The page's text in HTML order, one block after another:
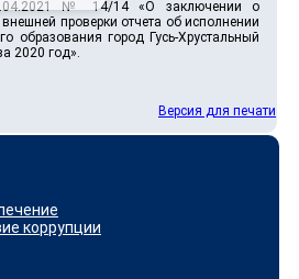
№ 14/14 «О заключении о
проверки отчета об исполнении
образования город Гусь-Хрустальный
2020 год».
Версия для печати
коррупции